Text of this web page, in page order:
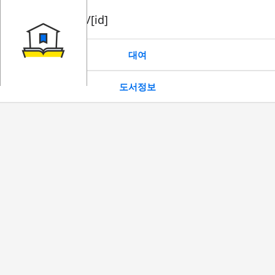
book/rent/[id]
대여
도서정보